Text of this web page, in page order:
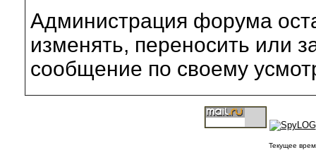
Администрация форума
изменять, переносить или
сообщение по своему
Текущее